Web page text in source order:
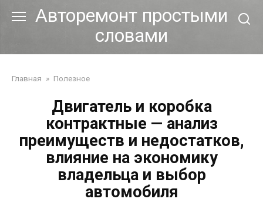
Авторемонт простыми
словами
Главная » Полезное
Двигатель и коробка
контрактные — анализ
преимуществ и недостатков,
влияние на экономику
владельца и выбор
автомобиля